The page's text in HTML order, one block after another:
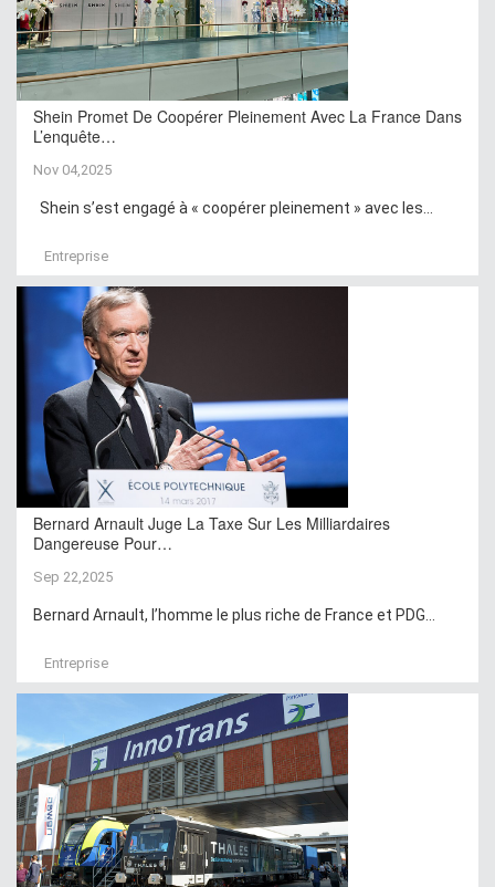
Shein Promet De Coopérer Pleinement Avec La France Dans
L’enquête…
Nov 04,2025
Shein s’est engagé à « coopérer pleinement » avec les...
Entreprise
Bernard Arnault Juge La Taxe Sur Les Milliardaires
Dangereuse Pour…
Sep 22,2025
Bernard Arnault, l’homme le plus riche de France et PDG...
Entreprise